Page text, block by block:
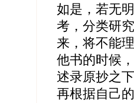
如是，若无
考，分类研
来，将不能
他书的时候
述录原抄之
再根据自己